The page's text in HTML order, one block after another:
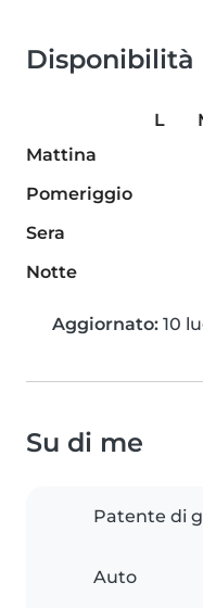
Disponibilità
L
Mattina
Pomeriggio
Sera
Notte
Aggiornato: 10
Su di me
Patente di
Auto